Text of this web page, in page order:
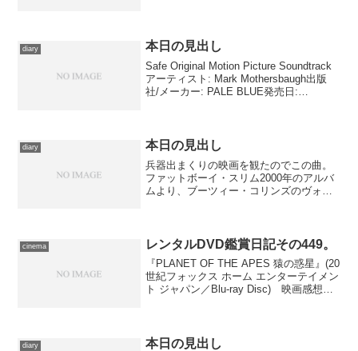
つつ鑑賞。...
diary 本日の見出し
Safe Original Motion Picture Soundtrack
アーティスト: Mark Mothersbaugh出版
社/メーカー: PALE BLUE発売日:
diary 本日の見出し
兵器出まくりの映画を観たのでこの曲。
ファットボーイ・スリム2000年のアルバ
ムより、ブーツィー・コリンズのヴォー
cinema レンタルDVD鑑賞日記その449。
『PLANET OF THE APES 猿の惑星』(20
世紀フォックス ホーム エンターテイメン
ト ジャパン／Blu-ray Disc) 映画感想の
diary 本日の見出し